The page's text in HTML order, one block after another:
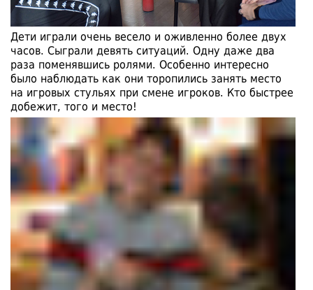
Дети играли очень весело и оживленно более двух
часов. Сыграли девять ситуаций. Одну даже два
раза поменявшись ролями. Особенно интересно
было наблюдать как они торопились занять место
на игровых стульях при смене игроков. Кто быстрее
добежит, того и место!